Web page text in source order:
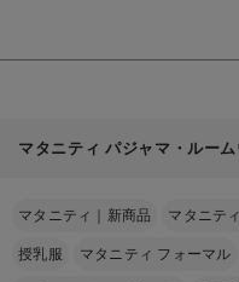
マタニティ パジャマ・ルー
マタニティ｜新商品 マタニテ
授乳服 マタニティ フォーマル